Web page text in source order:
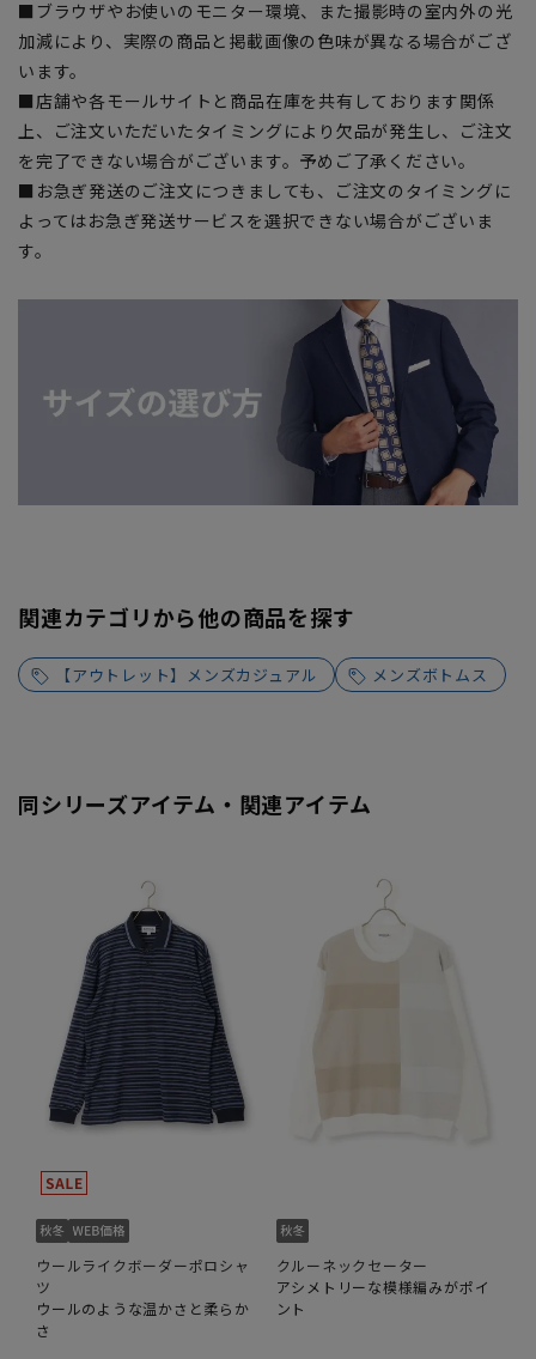
■ブラウザやお使いのモニター環境、また撮影時の室内外の光
加減により、実際の商品と掲載画像の色味が異なる場合がござ
います。
■店舗や各モールサイトと商品在庫を共有しております関係
上、ご注文いただいたタイミングにより欠品が発生し、ご注文
を完了できない場合がございます。予めご了承ください。
■お急ぎ発送のご注文につきましても、ご注文のタイミングに
よってはお急ぎ発送サービスを選択できない場合がございま
す。
関連カテゴリから他の商品を探す
【アウトレット】メンズカジュアル メンズボトムス
同シリーズアイテム・関連アイテム
ウールライクボーダーポロシャ
ツ
ウールのような温かさと柔らか
さ
クルーネックセーター
アシメトリーな模様編みがポイ
ント